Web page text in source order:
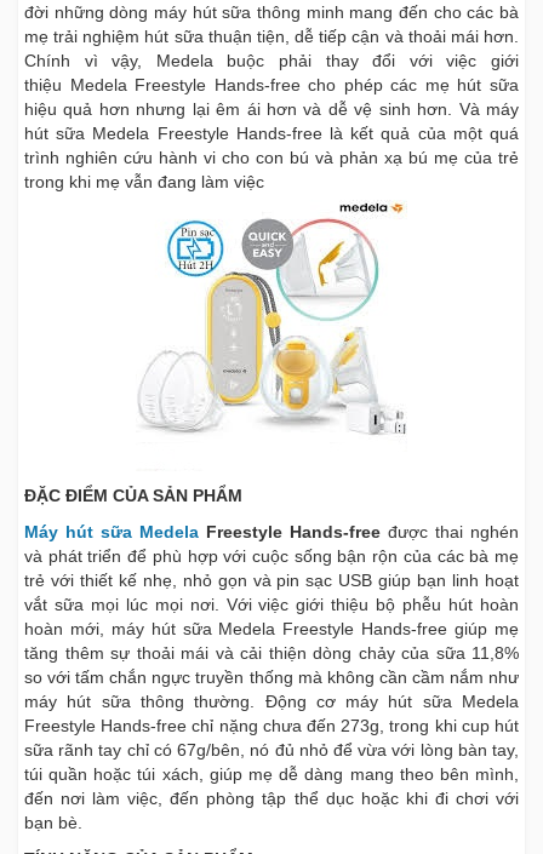
đời những dòng máy hút sữa thông minh mang đến cho các bà
mẹ trải nghiệm hút sữa thuận tiện, dễ tiếp cận và thoải mái hơn.
Chính vì vậy, Medela buộc phải thay đổi với việc giới
thiệu Medela Freestyle Hands-free cho phép các mẹ hút sữa
hiệu quả hơn nhưng lại êm ái hơn và dễ vệ sinh hơn. Và máy
hút sữa Medela Freestyle Hands-free là kết quả của một quá
trình nghiên cứu hành vi cho con bú và phản xạ bú mẹ của trẻ
trong khi mẹ vẫn đang làm việc
ĐẶC ĐIỂM CỦA SẢN PHẨM
Máy hút sữa Medela Freestyle Hands-free được thai nghén
và phát triển để phù hợp với cuộc sống bận rộn của các bà mẹ
trẻ với thiết kế nhẹ, nhỏ gọn và pin sạc USB giúp bạn linh hoạt
vắt sữa mọi lúc mọi nơi. Với việc giới thiệu bộ phễu hút hoàn
hoàn mới, máy hút sữa Medela Freestyle Hands-free giúp mẹ
tăng thêm sự thoải mái và cải thiện dòng chảy của sữa 11,8%
so với tấm chắn ngực truyền thống mà không cần cầm nắm như
máy hút sữa thông thường. Động cơ máy hút sữa Medela
Freestyle Hands-free chỉ nặng chưa đến 273g, trong khi cup hút
sữa rãnh tay chỉ có 67g/bên, nó đủ nhỏ để vừa với lòng bàn tay,
túi quần hoặc túi xách, giúp mẹ dễ dàng mang theo bên mình,
đến nơi làm việc, đến phòng tập thể dục hoặc khi đi chơi với
bạn bè.